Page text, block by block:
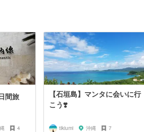
間旅
4
【石垣島】マンタに会いに行
こう❣️
tikiumi 沖縄 7